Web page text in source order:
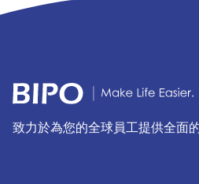
致力於為您的全球員工提供全面